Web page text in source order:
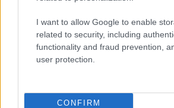
I want to allow Google to enable
related to security, including
functionality and fraud prevention,
user protection.
CONFIRM
consigli e ispirazioni
Camilla Fiore · 6 Ago 2026
LIFESTYLE